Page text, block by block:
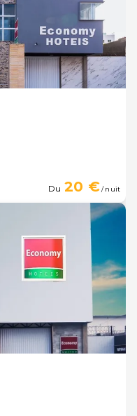
Du 20 €/ nuit